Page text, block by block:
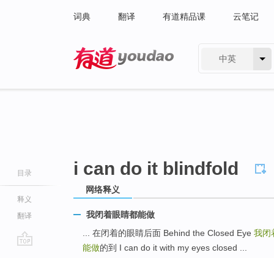
词典 翻译 有道精品课 云笔记
中英
目录
释义
翻译
i can do it blindfold
网络释义
我闭着眼睛都能做
... 在闭着的眼睛后面 Behind the Closed Eye 我闭
能做的到 I can do it with my eyes closed ...